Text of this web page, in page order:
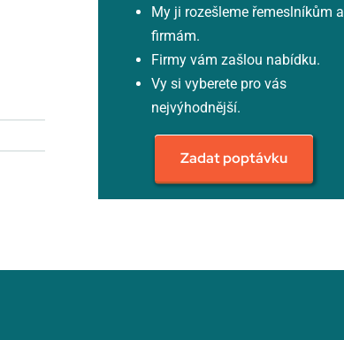
My ji rozešleme řemeslníkům a
firmám.
Firmy vám zašlou nabídku.
Vy si vyberete pro vás
nejvýhodnější.
Zadat poptávku